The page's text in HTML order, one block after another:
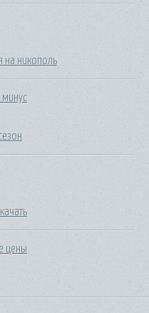
на никополь
минус
цены